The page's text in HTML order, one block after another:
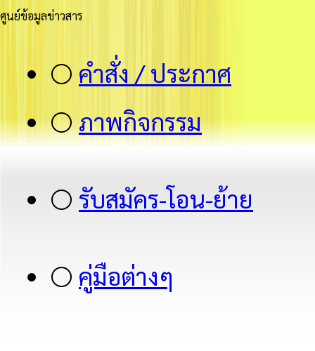
ศูนย์ข้อมูลข่าวสาร
⚪ คำสั่ง / ประกาศ
⚪ภาพกิจกรรม
⚪ รับสมัคร-โอน-ย้าย
⚪ คู่มือต่างๆ